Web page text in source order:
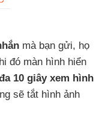
mà bạn gửi, họ
đó màn hình hiển
10 giây xem hình
sẽ tắt hình ảnh